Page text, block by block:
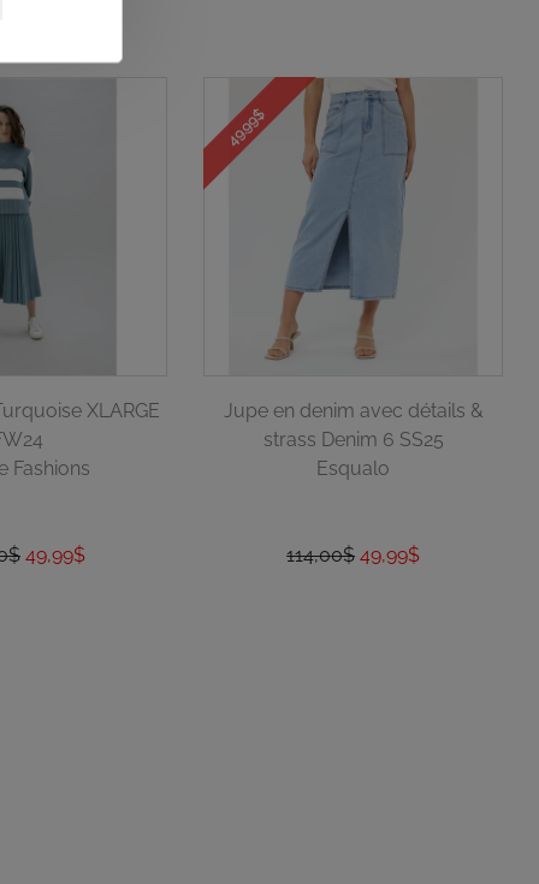
XLARGE
Fashions
49,99$
49.99$
Jupe en denim avec détails &
strass Denim 6 SS25
Esqualo
114,00$ 49,99$